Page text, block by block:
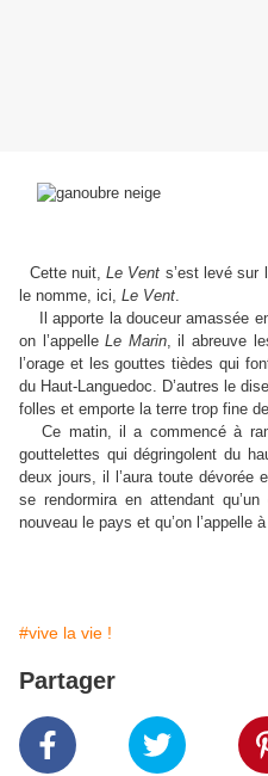
Cette nuit,Le Vent s’est levé sur
le nomme, ici, Le Vent.
Il apporte la douceur amassée
on l’appelleLe Marin, il abreuve
l’orage et les gouttes tièdes qui
du Haut-Languedoc. D’autres le
folles et emporte la terre trop fine
Ce matin, il a commencé à
gouttelettes qui dégringolent du
deux jours, il l’aura toute dévorée
se rendormira en attendant
nouveau le pays et qu’on l’appelle
#vive la vie !
Partager